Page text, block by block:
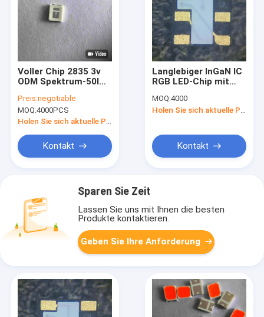
Voller Chip 2835 3v
ODM Spektrum-50lm
Preis:negotiable
MOQ:4000PCS
Holen Sie sich aktuelle Preis
Kontakt
Langlebiger InGaN IC
RGB LED-Chip mit
Vorwärtsspannung
Rot und 50000-
MOQ:4000
Kontakt
Sparen Sie Zeit
Lassen Sie uns mit Ihnen die besten
Produkte kontaktieren.
Geben Sie Ihre Anforderung